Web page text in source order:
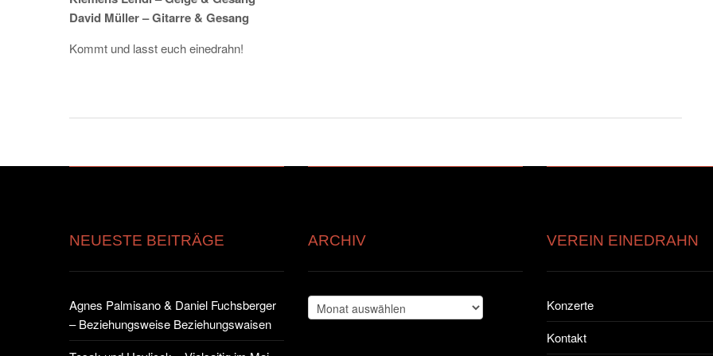
David Müller – Gitarre & Gesang
Kommt und lasst euch einedrahn!
NEUESTE BEITRÄGE
Agnes Palmisano & Daniel Fuchsberger
– Beziehungsweise Beziehungswaisen
ARCHIV
Archiv
VEREIN EINEDRAHN
Konzerte
Kontakt